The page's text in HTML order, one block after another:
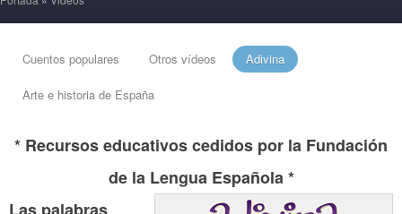
Cuentos populares Otros vídeos Adivina
Arte e historia de España
* Recursos educativos cedidos por la Fundación
de la Lengua Española *